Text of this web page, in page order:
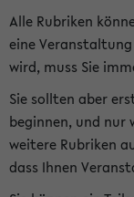
Alle Rubriken
eine
wird, muss Sie
Sie sollten aber
beginnen, und nur
weitere Rubriken
dass Ihnen